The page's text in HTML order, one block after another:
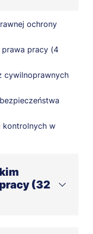
ochrony
prawa pracy (4
cywilnoprawnych
kontrolnych w
(32